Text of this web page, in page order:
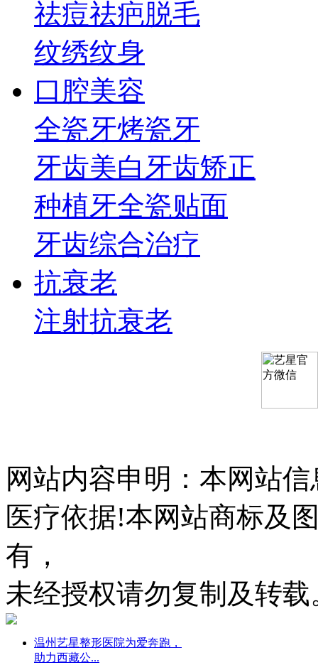
祛痘祛疤脱毛
纹绣纹身
口腔美容
全瓷牙烤瓷牙
牙齿美白 牙齿矫正
种植牙全瓷贴面
牙齿综合治疗
抗衰老
注射抗衰老
网站内容申明：本网站
医疗依据!本网站商标及
有，
未经授权请勿复制及转
温州艺星整形医院为爱奔跑，
助力西藏公...